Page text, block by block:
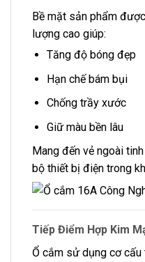
Bề mặt sản phẩm
lượng cao giúp:
Tăng độ bóng đẹp
Hạn chế bám bụi
Chống trầy xước
Giữ màu bền lâu
Mang đến vẻ ngoài
bộ thiết bị điện trong
Tiếp Điểm Hợp Kim
Ổ cắm sử dụng cơ